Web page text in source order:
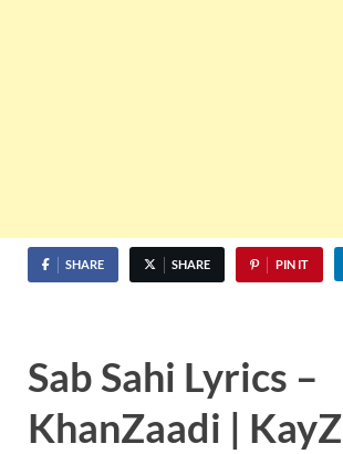
SHARE SHARE PIN IT
Sab Sahi Lyrics –
KhanZaadi | KayZ